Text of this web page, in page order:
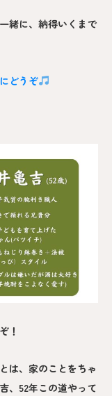
緒に、納得いくまで
どうぞ
！
は、家のことをちゃ
、52年この道やって